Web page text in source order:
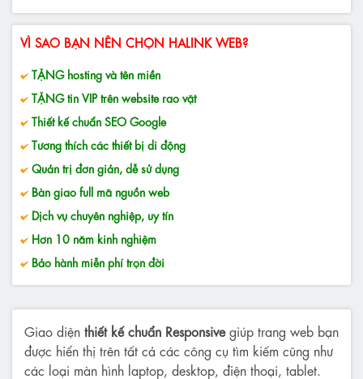
VÌ SAO BẠN NÊN CHỌN HALINK WEB?
TẶNG hosting và tên miền
TẶNG tin VIP trên website rao vặt
Thiết kế chuẩn SEO Google
Tương thích các thiết bị di động
Quản trị đơn giản, dễ sử dụng
Bàn giao full mã nguồn web
Dịch vụ chuyên nghiệp, uy tín
Hơn 10 năm kinh nghiệm
Bảo hành miễn phí trọn đời
Giao diện thiết kế chuẩn Responsivegiúp trang web bạn
được hiển thị trên tất cả các công cụ tìm kiếm cũng như
các loại màn hình laptop, desktop, điện thoại, tablet.